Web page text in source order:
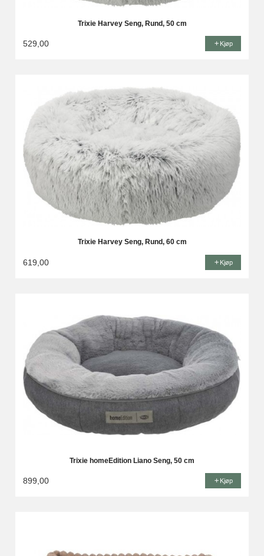
Trixie Harvey Seng, Rund, 50 cm
529,00 Kjøp
Trixie Harvey Seng, Rund, 60 cm
619,00 Kjøp
Trixie homeEdition Liano Seng, 50 cm
899,00 Kjøp